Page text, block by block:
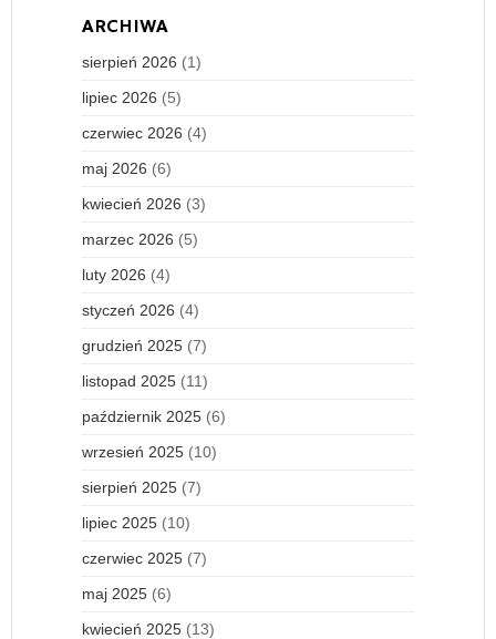
ARCHIWA
sierpień 2026 (1)
lipiec 2026 (5)
czerwiec 2026 (4)
maj 2026 (6)
kwiecień 2026 (3)
marzec 2026 (5)
luty 2026 (4)
styczeń 2026 (4)
grudzień 2025 (7)
listopad 2025 (11)
październik 2025 (6)
wrzesień 2025 (10)
sierpień 2025 (7)
lipiec 2025 (10)
czerwiec 2025 (7)
maj 2025 (6)
kwiecień 2025 (13)